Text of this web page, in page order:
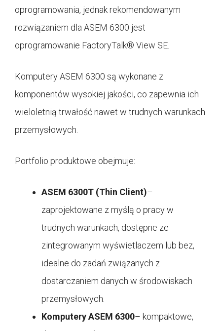
oprogramowania, jednak rekomendowanym
rozwiązaniem dla ASEM 6300 jest
oprogramowanie FactoryTalk® View SE.
Komputery ASEM 6300 są wykonane z
komponentów wysokiej jakości, co zapewnia ich
wieloletnią trwałość nawet w trudnych warunkach
przemysłowych.
Portfolio produktowe obejmuje:
ASEM 6300T (Thin Client)–
zaprojektowane z myślą o pracy w
trudnych warunkach, dostępne ze
zintegrowanym wyświetlaczem lub bez,
idealne do zadań związanych z
dostarczaniem danych w środowiskach
przemysłowych.
Komputery ASEM 6300– kompaktowe,